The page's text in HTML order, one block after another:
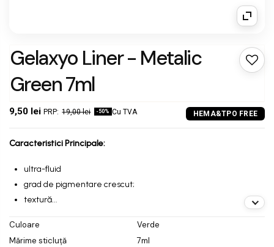
Gelaxyo Liner - Metalic
Green 7ml
9,50 lei 19,00 lei -50% Cu TVA
Caracteristici Principale:
ultra-fluid
grad de pigmentare crescut;
textură...
Culoare
Verde
Mărime sticluță
7ml